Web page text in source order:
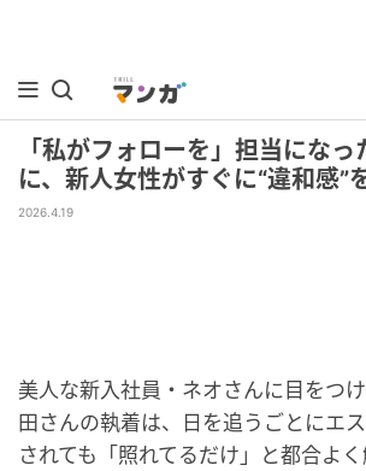
「私がフォローを」担当にな
に、新人女性がすぐに“違和感”
2026.4.19
美人な新入社員・ネオさんに目をつ
田さんの執着は、日を追うごとにエ
されても「照れてるだけ」と都合よ